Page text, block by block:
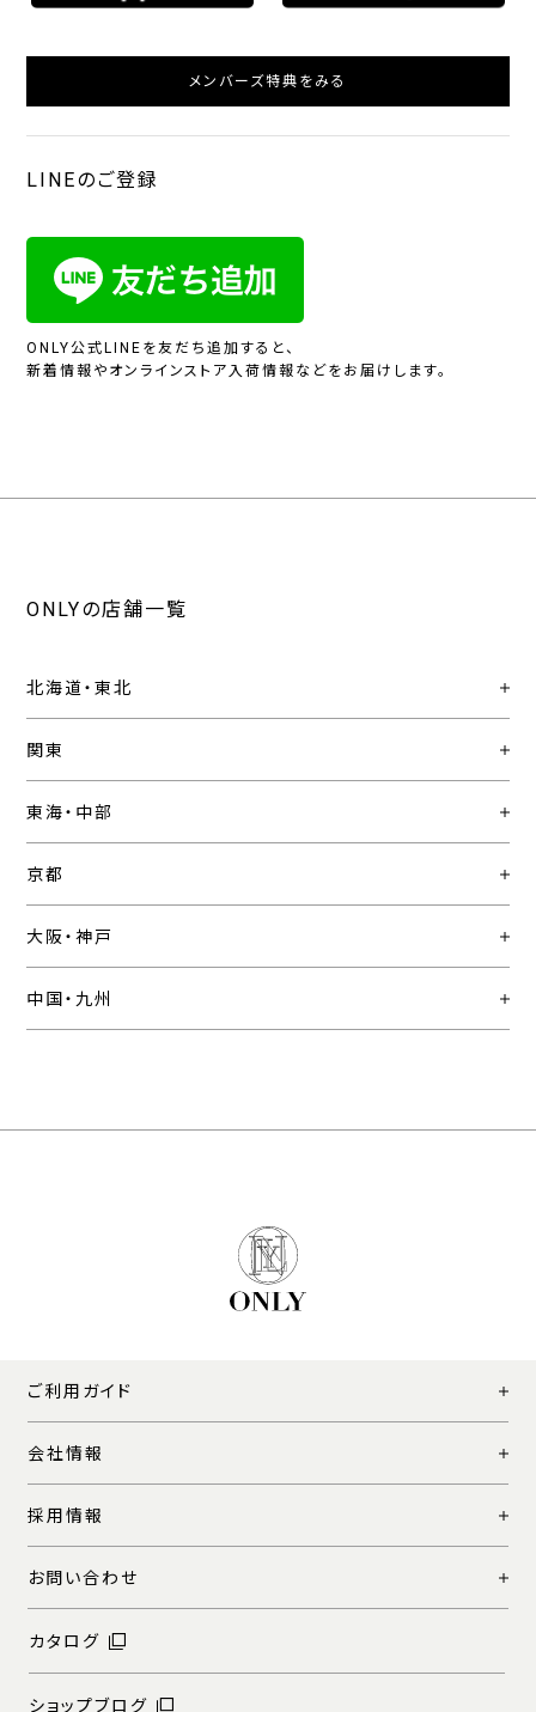
メンバーズ特典をみる
LINEのご登録
ONLY公式LINEを友だち追加すると、
新着情報やオンラインストア入荷情報などをお届けします。
ONLYの店舗一覧
北海道・東北
関東
東海・中部
京都
大阪・神戸
中国・九州
ご利用ガイド
会社情報
採用情報
お問い合わせ
カタログ
ショップブログ